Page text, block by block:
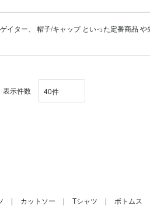
ゲイター 帽子/キャップといった定番商品 や
表示件数
カットソー Tシャツ ボトムス